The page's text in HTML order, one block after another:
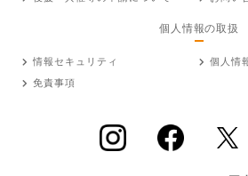
個人情報の取扱
情報セキュリティ
個人情
免責事項